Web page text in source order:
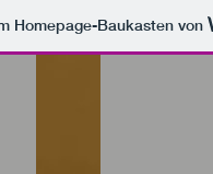
Homepage-Baukasten von